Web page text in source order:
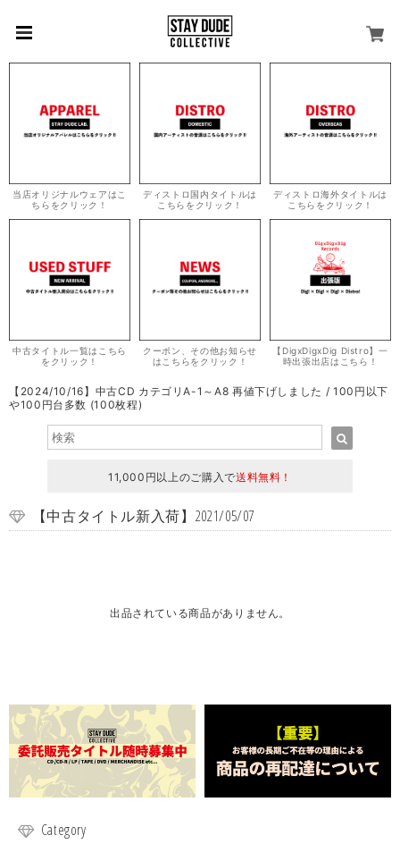
当店オリジナルウェアはこ
ちらをクリック！
ディストロ国内タイトルは
こちらをクリック！
ディストロ海外タイトルは
こちらをクリック！
中古タイトル一覧はこちら
をクリック！
クーポン、その他お知らせ
はこちらをクリック！
【DigxDigxDig Distro】一
時出張出店はこちら！
【2024/10/16】中古CD カテゴリA-1～A8 再値下げしました / 100円以下
や100円台多数 (100枚程)
11,000円以上のご購入で送料無料！
【中古タイトル新入荷】2021/05/07
出品されている商品がありません。
Category